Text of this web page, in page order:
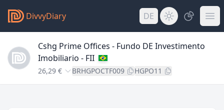
DivvyDiary DE
Cshg Prime Offices - Fundo DE Investimento
Imobiliario - FII
26,29 € BRHGPOCTF009 HGPO11